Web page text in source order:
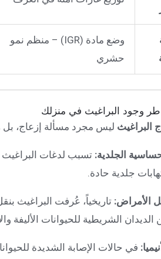
وضع مادة (IGR) – منظم نمو
حشري
وجود البراغيث في منزلك
البراغيث ليس مجرد مسألة إزعاج،
الجلدية: تسبب لدغات البراغيث
جلدية حادة.
الأمراض: تاريخياً، عُرفت البراغيث
الديدان الشريطية للحيوانات الأليفة
في حالات الإصابة الشديدة